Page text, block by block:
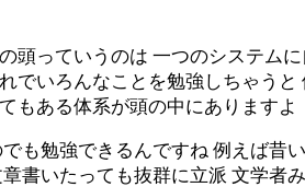
っていうのは 一つのシステム
いろんなことを勉強しちゃう
もある体系が頭の中にありますよ
勉強できるんですね 例えば昔
書いたっても抜群に立派 文学者